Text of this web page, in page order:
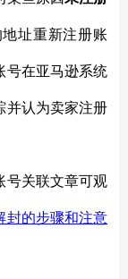
址重新注册账
号在亚马逊系统
并认为卖家注册
号关联文章可观
封的步骤和注意